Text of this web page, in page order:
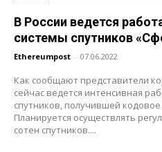
В России ведется
системы спутников
Ethereumpost - 07.06.2022
Как сообщают представители
сейчас ведется интенсивная
спутников, получившей
Планируется осуществлять
сотен спутников....